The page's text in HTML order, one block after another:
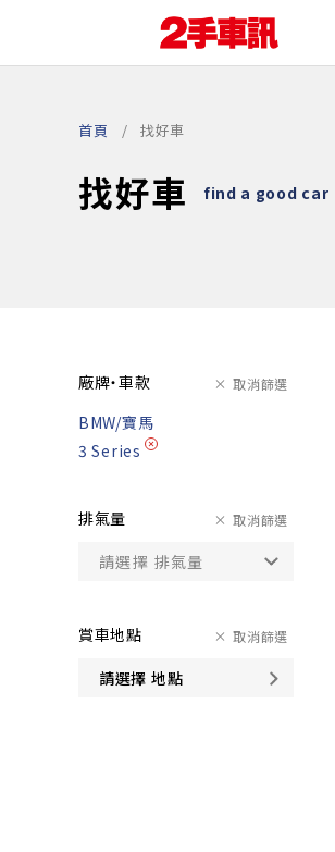
首頁 找好車
找好車 find a good car
廠牌・車款 取消篩選
BMW/寶馬
3 Series
排氣量 取消篩選
賞車地點
請選擇 地點
取消篩選